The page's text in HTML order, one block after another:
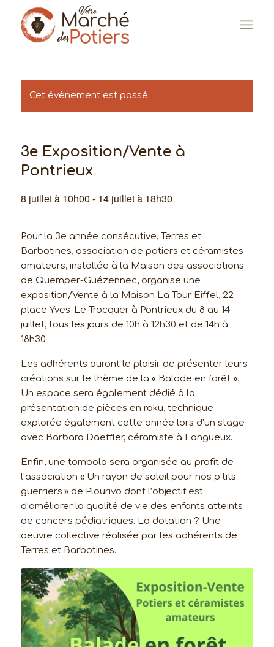
Cet évènement est passé.
3e Exposition/Vente à
Pontrieux
8 juillet à 10h00 - 14 juillet à 18h30
Pour la 3e année consécutive, Terres et
Barbotines, association de potiers et céramistes
amateurs, installée à la Maison des associations
de Quemper-Guézennec, organise une
exposition/Vente à la Maison La Tour Eiffel, 22
place Yves-Le-Trocquer à Pontrieux du 8 au 14
juillet, tous les jours de 10h à 12h30 et de 14h à
18h30.
Les adhérents auront le plaisir de présenter leurs
créations sur le thème de la « Balade en forêt ».
Un espace sera également dédié à la
présentation de pièces en raku, technique
explorée également cette année lors d’un stage
avec Barbara Daeffler, céramiste à Langueux.
Enfin, une tombola sera organisée au profit de
l’association « Un rayon de soleil pour nos p’tits
guerriers » de Plourivo dont l’objectif est
d’améliorer la qualité de vie des enfants atteints
de cancers pédiatriques. La dotation ? Une
oeuvre collective réalisée par les adhérents de
Terres et Barbotines.